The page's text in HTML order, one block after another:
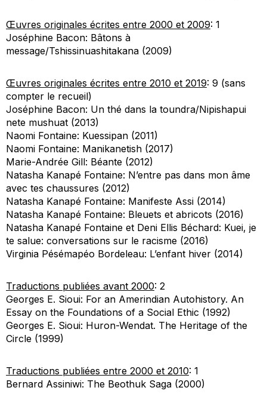
Œuvres originales écrites entre 2000 et 2009: 1
Joséphine Bacon: Bâtons à
message/Tshissinuashitakana (2009)
Œuvres originales écrites entre 2010 et 2019: 9 (sans
compter le recueil)
Joséphine Bacon: Un thé dans la toundra/Nipishapui
nete mushuat (2013)
Naomi Fontaine: Kuessipan (2011)
Naomi Fontaine: Manikanetish (2017)
Marie-Andrée Gill: Béante (2012)
Natasha Kanapé Fontaine: N’entre pas dans mon âme
avec tes chaussures (2012)
Natasha Kanapé Fontaine: Manifeste Assi (2014)
Natasha Kanapé Fontaine: Bleuets et abricots (2016)
Natasha Kanapé Fontaine et Deni Ellis Béchard: Kuei, je
te salue: conversations sur le racisme (2016)
Virginia Pésémapéo Bordeleau: L’enfant hiver (2014)
Traductions publiées avant 2000: 2
Georges E. Sioui: For an Amerindian Autohistory. An
Essay on the Foundations of a Social Ethic (1992)
Georges E. Sioui: Huron-Wendat. The Heritage of the
Circle (1999)
Traductions publiées entre 2000 et 2010: 1
Bernard Assiniwi: The Beothuk Saga (2000)